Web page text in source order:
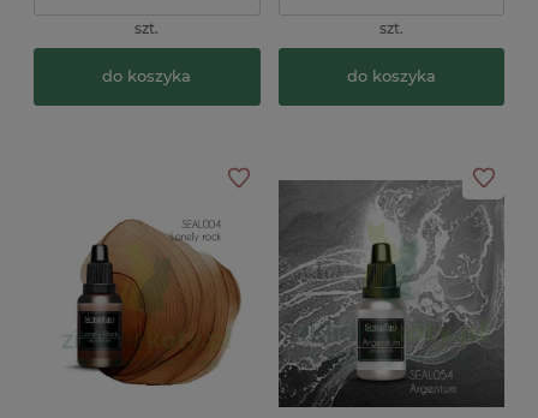
szt.
do koszyka
szt.
do koszyka